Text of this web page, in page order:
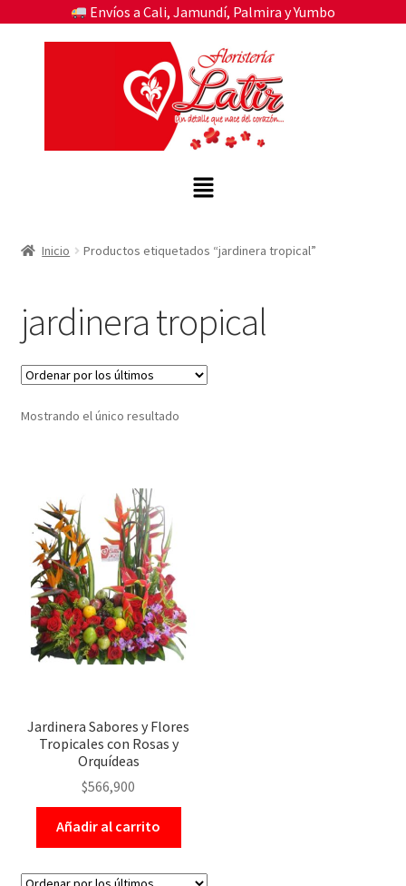
Envíos a Cali, Jamundí, Palmira y Yumbo
Inicio Productos etiquetados “jardinera tropical”
jardinera tropical
Mostrando el único resultado
Jardinera Sabores y Flores
Tropicales con Rosas y
Orquídeas
$566,900
Añadir al carrito